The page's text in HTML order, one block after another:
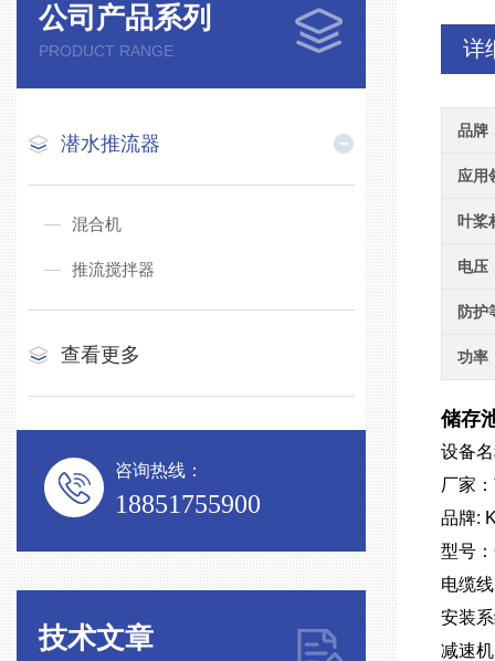
公司产品系列
PRODUCT RANGE
潜水推流器
混合机
推流搅拌器
查看更多
咨询热线：
18851755900
技术文章
详
品牌
应用
叶桨
电压
防护
功率
储存
设备
厂家
品牌:
型号：
电缆
安装
减速